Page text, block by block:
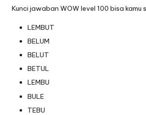
Kunci jawaban WOW level 100 bisa kamu
LEMBUT
BELUM
BELUT
BETUL
LEMBU
BULE
TEBU